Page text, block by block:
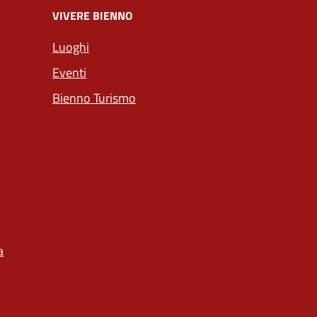
VIVERE BIENNO
Luoghi
Eventi
Bienno Turismo